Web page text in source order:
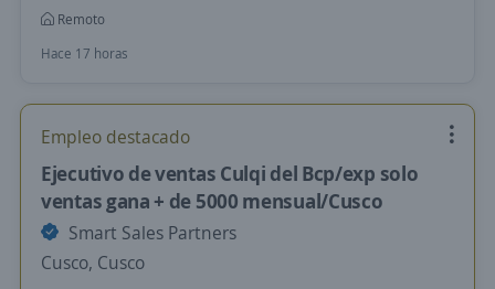
Remoto
Hace 17 horas
Empleo destacado
Ejecutivo de ventas Culqi del Bcp/exp solo
ventas gana + de 5000 mensual/Cusco
Smart Sales Partners
Cusco, Cusco